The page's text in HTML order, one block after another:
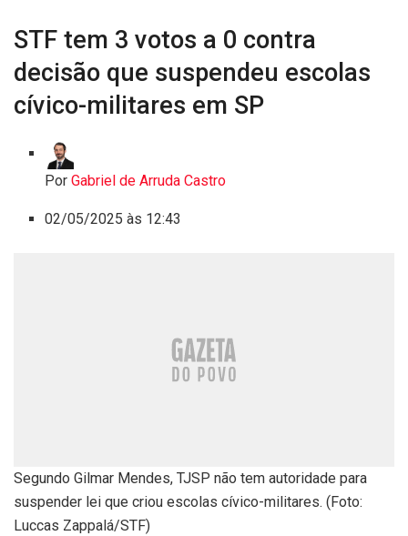
STF tem 3 votos a 0 contra
decisão que suspendeu escolas
cívico-militares em SP
PorGabriel de Arruda Castro
02/05/2025 às 12:43
Segundo Gilmar Mendes, TJSP não tem autoridade para
suspender lei que criou escolas cívico-militares. (Foto:
Luccas Zappalá/STF)